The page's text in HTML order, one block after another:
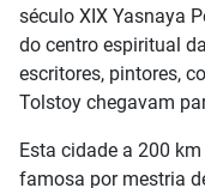
século XIX Yasnaya
do centro espiritual
escritores, pintores,
Tolstoy chegavam
Esta cidade a 200
famosa por mestria